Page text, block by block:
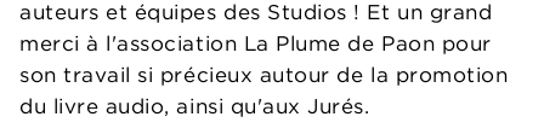
auteurs et équipes des Studios ! Et un grand
merci à l'association La Plume de Paon pour
son travail si précieux autour de la promotion
du livre audio, ainsi qu'aux Jurés.